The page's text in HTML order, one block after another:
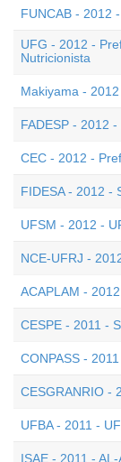
FUNCAB - 2012
UFG - 2012 -
Nutricionista
Makiyama -
FADESP - 2012
CEC - 2012 -
FIDESA - 2012 -
UFSM - 2012 -
NCE-UFRJ -
ACAPLAM -
CESPE - 2011 -
CONPASS -
CESGRANRIO -
UFBA - 2011 -
ISAE - 2011 -